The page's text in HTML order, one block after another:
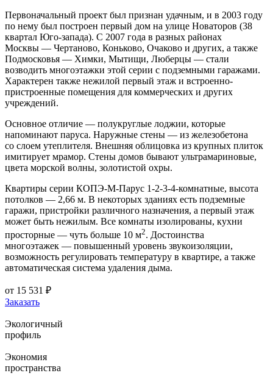
Первоначальный проект был признан удачным, и в 2003 году
по нему был построен первый дом на улице Новаторов (38
квартал Юго-запада). С 2007 года в разных районах
Москвы — Чертаново, Коньково, Очаково и других, а также
Подмосковья — Химки, Мытищи, Люберцы — стали
возводить многоэтажки этой серии с подземными гаражами.
Характерен также нежилой первый этаж и встроенно-
пристроенные помещения для коммерческих и других
учреждений.
Основное отличие — полукруглые лоджии, которые
напоминают паруса. Наружные стены — из железобетона
со слоем утеплителя. Внешняя облицовка из крупных плиток
имитирует мрамор. Стены домов бывают ультрамариновые,
цвета морской волны, золотистой охры.
Квартиры серии КОПЭ-М-Парус 1-2-3-4-комнатные, высота
потолков — 2,66 м. В некоторых зданиях есть подземные
гаражи, пристройки различного назначения, а первый этаж
может быть нежилым. Все комнаты изолированы, кухни
просторные — чуть больше 10 м2. Достоинства
многоэтажек — повышенный уровень звукоизоляции,
возможность регулировать температуру в квартире, а также
автоматическая система удаления дыма.
от 15 531 ₽
Заказать
Экологичный
профиль
Экономия
пространства